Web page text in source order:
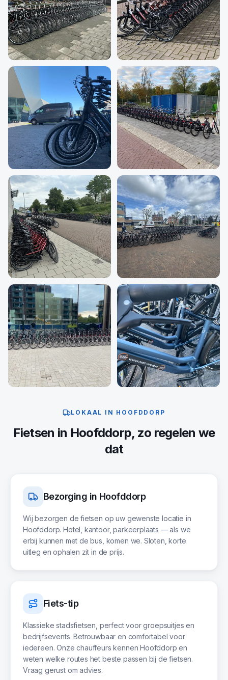
LOKAAL IN HOOFDDORP
Fietsen in Hoofddorp, zo regelen we
dat
Bezorging in Hoofddorp
Wij bezorgen de fietsen op uw gewenste locatie in
Hoofddorp. Hotel, kantoor, parkeerplaats — als we
erbij kunnen met de bus, komen we. Sloten, korte
uitleg en ophalen zit in de prijs.
Fiets-tip
Klassieke stadsfietsen, perfect voor groepsuitjes en
bedrijfsevents. Betrouwbaar en comfortabel voor
iedereen. Onze chauffeurs kennen Hoofddorp en
weten welke routes het beste passen bij de fietsen.
Vraag gerust om advies.